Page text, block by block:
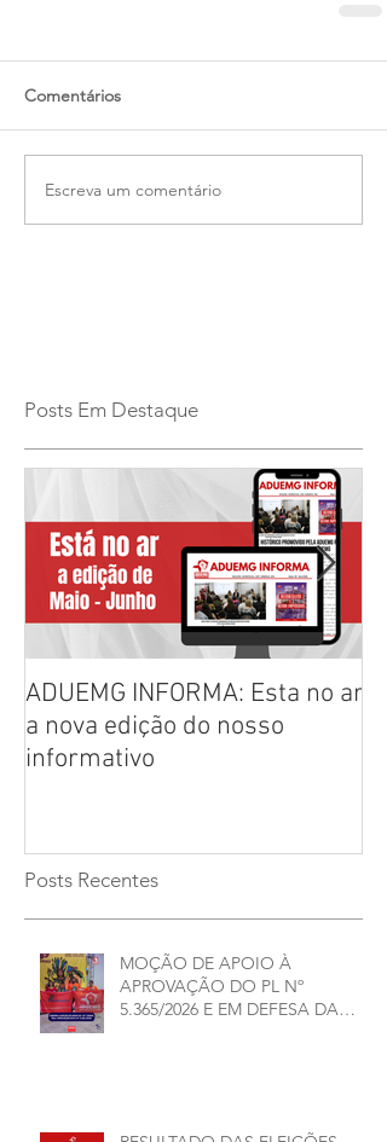
Comentários
Escreva um comentário
Posts Em Destaque
ADUEMG INFORMA: Esta no ar
a nova edição do nosso
informativo
Posts Recentes
MOÇÃO DE APOIO À
APROVAÇÃO DO PL Nº
5.365/2026 E EM DEFESA DA